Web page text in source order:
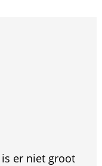
er niet groot